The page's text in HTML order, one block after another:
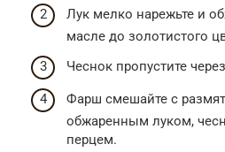
Лук мелко нарежьте и
масле до золотистого
Чеснок пропустите
Фарш смешайте с
обжаренным луком,
перцем.